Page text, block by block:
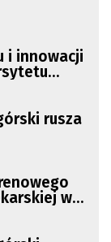
i innowacji
rusza
w